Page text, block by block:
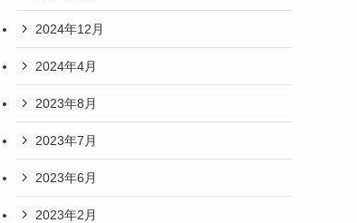
2024年12月
2024年4月
2023年8月
2023年7月
2023年6月
2023年2月